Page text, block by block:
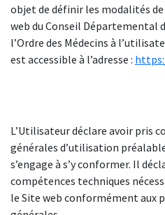
objet de définir les modalités
web du Conseil Départemental
l’Ordre des Médecins à
est accessible à l’adresse :
L’Utilisateur déclare avoir pris
générales d’utilisation
s’engage à s’y conformer. Il
compétences techniques
le Site web conformément aux